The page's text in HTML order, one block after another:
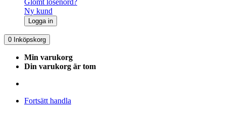
Glömt lösenord?
Ny kund
Logga in
0 Inköpskorg
Min varukorg
Din varukorg är tom
Fortsätt handla